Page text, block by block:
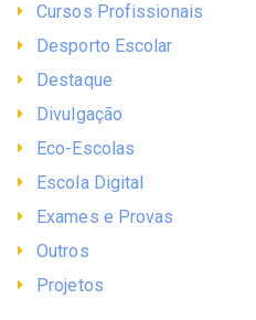
Cursos Profissionais
Desporto Escolar
Destaque
Divulgação
Eco-Escolas
Escola Digital
Exames e Provas
Outros
Projetos